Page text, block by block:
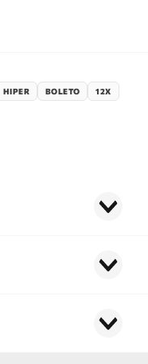
HIPER BOLETO 12X